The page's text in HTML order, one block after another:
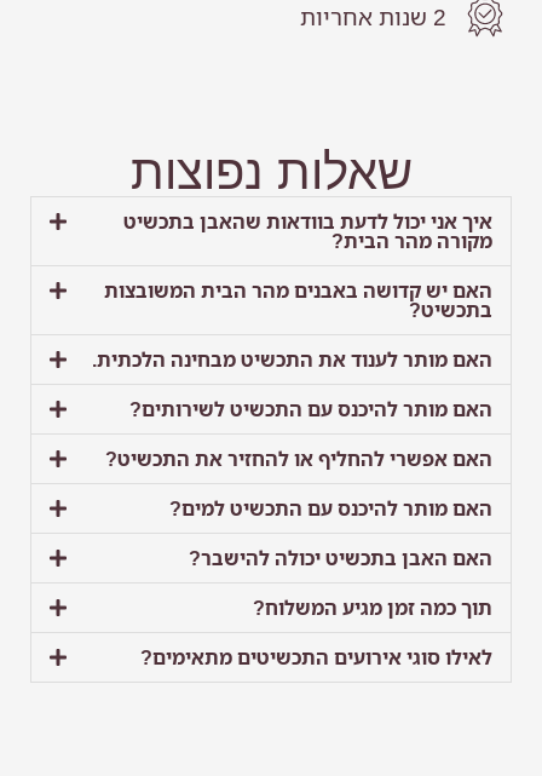
2 שנות אחריות
שאלות נפוצות
איך אני יכול לדעת בוודאות שהאבן בתכשיט
מקורה מהר הבית?
האם יש קדושה באבנים מהר הבית המשובצות
בתכשיט?
האם מותר לענוד את התכשיט מבחינה הלכתית.
האם מותר להיכנס עם התכשיט לשירותים?
האם אפשרי להחליף או להחזיר את התכשיט?
האם מותר להיכנס עם התכשיט למים?
האם האבן בתכשיט יכולה להישבר?
תוך כמה זמן מגיע המשלוח?
לאילו סוגי אירועים התכשיטים מתאימים?